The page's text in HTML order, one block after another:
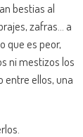
bestias al
zafras… a
que es peor,
ni mestizos los
entre ellos, una